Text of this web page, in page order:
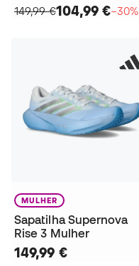
149,99 €104,99 €−30%
MULHER
Sapatilha Supernova
Rise 3 Mulher
149,99 €